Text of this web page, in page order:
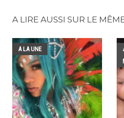
A LIRE AUSSI SUR LE
A LA UNE